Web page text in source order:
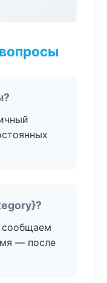
сообщаем
— после